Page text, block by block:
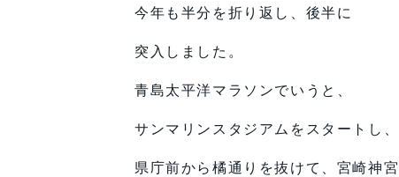
今年も半分を折り返し、後半に
突入しました。
青島太平洋マラソンでいうと、
サンマリンスタジアムをスタートし、
県庁前から橘通りを抜けて、宮崎神